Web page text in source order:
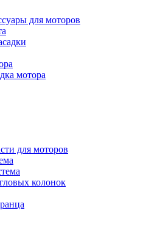
для моторов
мотора
для моторов
колонок